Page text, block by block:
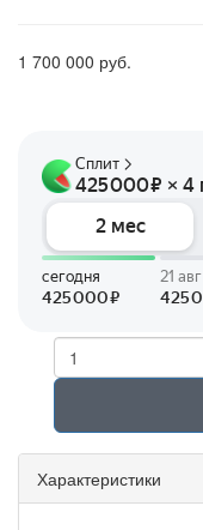
1 700 000 руб.
Характеристики